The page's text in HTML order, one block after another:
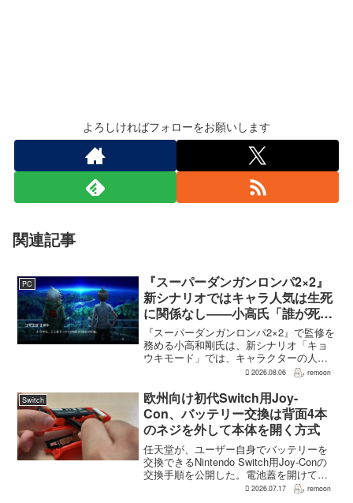
よろしければフォローをお願いします
関連記事
PC
『スーパーダンガンロンパ2×2』
新シナリオではキャラ人気は生死
に関係なし――小高氏「誰が死ん
でもヘイトメールは送らないで」
『スーパーダンガンロンパ2×2』で監修を
務める小高和剛氏は、新シナリオ「キョ
ウキモード」では、キャラクターの人気
にかかわらず退場させるとRPG Siteのイ
作と変わることで、これまで見られなか
った一面がよ...
2026.08.06 remoon
Switch
欧州向け初代Switch用Joy-
Con、バッテリー交換は背面4本
のネジを外して本体を開く方式
任天堂が、ユーザー自身でバッテリーを
交換できるNintendo Switch用Joy-Conの
交換手順を公開した。電池蓋を開けて入
れ替える方式ではなく、背面のネジ4本を
2026.07.17 remoon